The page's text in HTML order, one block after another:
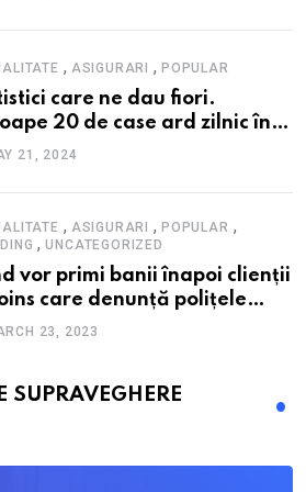
, ASIGURARI ,POPULAR
care ne dau fiori.
20 de case ard zilnic în
iar pagubele au
de lei pe lună
21, 2024
, ASIGURARI ,POPULAR ,
,UNCATEGORIZED
vor primi banii înapoi clienții
care denunță polițele
Toți pașii și toate termenele
23, 2023
SUPRAVEGHERE